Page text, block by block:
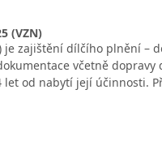
(VZN)
je zajištění dílčího plnění
včetně
let od nabytí její účinnosti.